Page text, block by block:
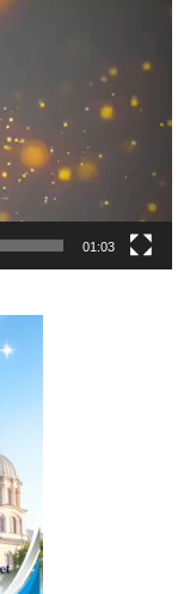
01:03